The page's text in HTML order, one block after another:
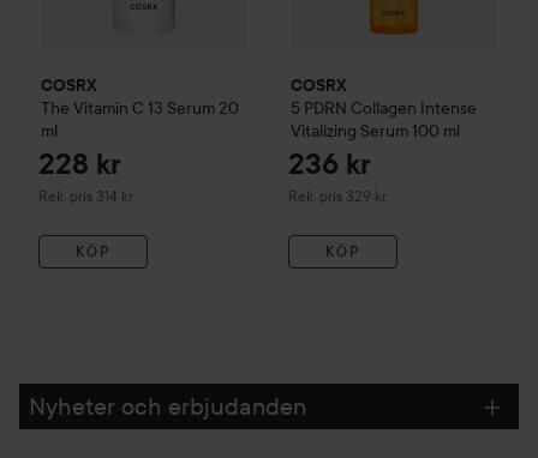
COSRX
The Vitamin C 13 Serum 20
ml
228 kr
Rek. pris 314 kr
Rekommenderat pris 314 kr
KÖP
COSRX
5 PDRN Collagen Intense
Vitalizing Serum 100 ml
236 kr
Rek. pris 329 kr
Rekommenderat pris 329 kr
KÖP
Nyheter och erbjudanden